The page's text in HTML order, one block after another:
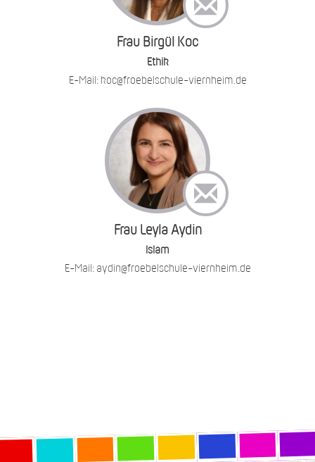
Frau Birgül Koc
Ethik
E-Mail: koc@froebelschule-viernheim.de
Frau Leyla Aydin
Islam
E-Mail: aydin@froebelschule-viernheim.de